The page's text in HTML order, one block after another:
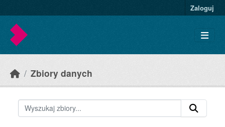
Zaloguj
Zbiory danych